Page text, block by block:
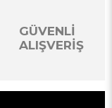
GÜVENLİ
ALIŞVERİŞ